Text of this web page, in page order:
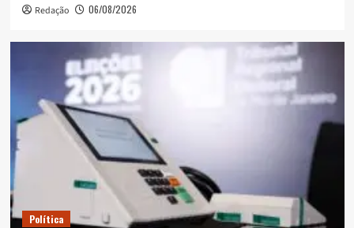
Redação 06/08/2026
Política